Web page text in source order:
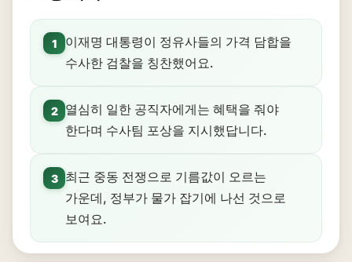
1
이재명 대통령이 정유사들의 가격 담합을
수사한 검찰을 칭찬했어요.
2
열심히 일한 공직자에게는 혜택을 줘야
한다며 수사팀 포상을 지시했답니다.
3
최근 중동 전쟁으로 기름값이 오르는
가운데, 정부가 물가 잡기에 나선 것으로
보여요.